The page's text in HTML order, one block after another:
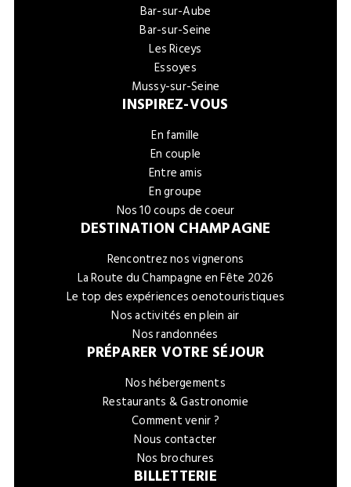
Bar-sur-Aube
Bar-sur-Seine
Les Riceys
Essoyes
Mussy-sur-Seine
INSPIREZ-VOUS
En famille
En couple
Entre amis
En groupe
Nos 10 coups de coeur
DESTINATION CHAMPAGNE
Rencontrez nos vignerons
La Route du Champagne en Fête 2026
Le top des expériences oenotouristiques
Nos activités en plein air
Nos randonnées
PRÉPARER VOTRE SÉJOUR
Nos hébergements
Restaurants & Gastronomie
Comment venir ?
Nous contacter
Nos brochures
BILLETTERIE